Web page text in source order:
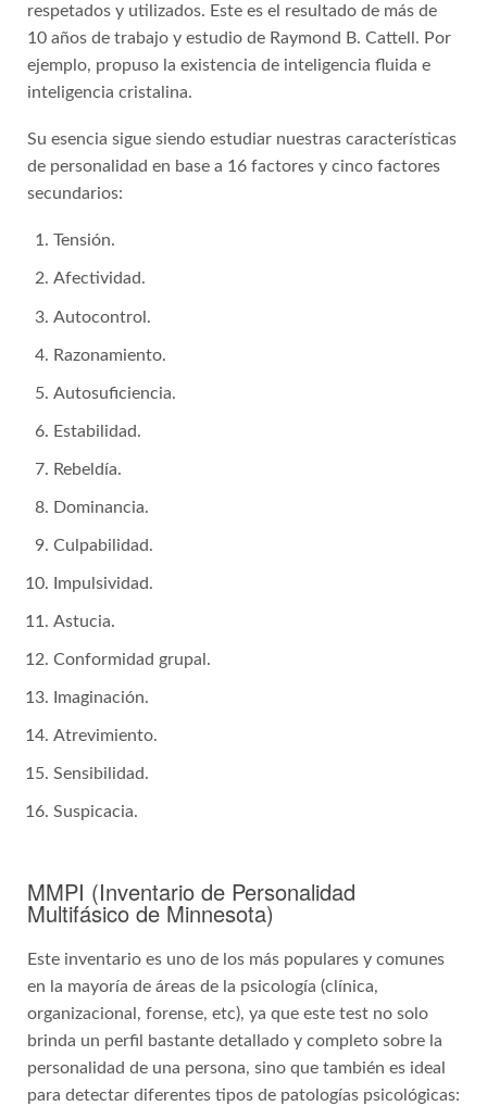
respetados y utilizados. Este es el resultado de más de
10 años de trabajo y estudio de Raymond B. Cattell. Por
ejemplo, propuso la existencia de inteligencia fluida e
inteligencia cristalina.
Su esencia sigue siendo estudiar nuestras características
de personalidad en base a 16 factores y cinco factores
secundarios:
Tensión.
Afectividad.
Autocontrol.
Razonamiento.
Autosuficiencia.
Estabilidad.
Rebeldía.
Dominancia.
Culpabilidad.
Impulsividad.
Astucia.
Conformidad grupal.
Imaginación.
Atrevimiento.
Sensibilidad.
Suspicacia.
MMPI (Inventario de Personalidad
Multifásico de Minnesota)
Este inventario es uno de los más populares y comunes
en la mayoría de áreas de la psicología (clínica,
organizacional, forense, etc), ya que este test no solo
brinda un perfil bastante detallado y completo sobre la
personalidad de una persona, sino que también es ideal
para detectar diferentes tipos de patologías psicológicas: